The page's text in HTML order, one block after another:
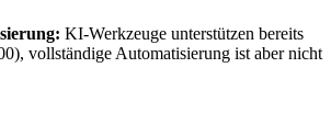
: KI-Werkzeuge unterstützen bereits
vollständige Automatisierung ist aber nicht